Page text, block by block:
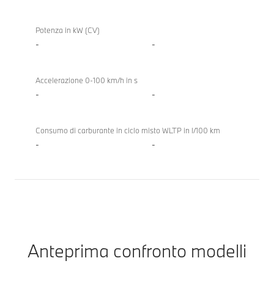
tecnici
X5 40
xDrive
Potenza in kW (CV)
- -
Accelerazione 0-100 km/h in s
- -
Consumo di carburante in ciclo misto WLTP in l/100 km
- -
Anteprima confronto modelli